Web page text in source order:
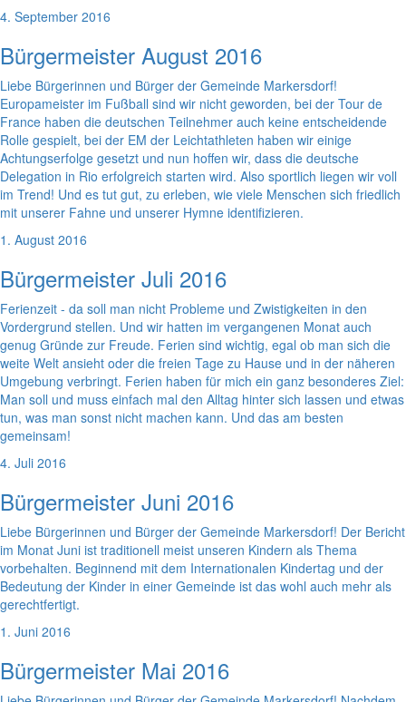
4. September 2016
Bürgermeister August 2016
Liebe Bürgerinnen und Bürger der Gemeinde Markersdorf!
Europameister im Fußball sind wir nicht geworden, bei der Tour de
France haben die deutschen Teilnehmer auch keine entscheidende
Rolle gespielt, bei der EM der Leichtathleten haben wir einige
Achtungserfolge gesetzt und nun hoffen wir, dass die deutsche
Delegation in Rio erfolgreich starten wird. Also sportlich liegen wir voll
im Trend! Und es tut gut, zu erleben, wie viele Menschen sich friedlich
mit unserer Fahne und unserer Hymne identifizieren.
1. August 2016
Bürgermeister Juli 2016
Ferienzeit - da soll man nicht Probleme und Zwistigkeiten in den
Vordergrund stellen. Und wir hatten im vergangenen Monat auch
genug Gründe zur Freude. Ferien sind wichtig, egal ob man sich die
weite Welt ansieht oder die freien Tage zu Hause und in der näheren
Umgebung verbringt. Ferien haben für mich ein ganz besonderes Ziel:
Man soll und muss einfach mal den Alltag hinter sich lassen und etwas
tun, was man sonst nicht machen kann. Und das am besten
gemeinsam!
4. Juli 2016
Bürgermeister Juni 2016
Liebe Bürgerinnen und Bürger der Gemeinde Markersdorf! Der Bericht
im Monat Juni ist traditionell meist unseren Kindern als Thema
vorbehalten. Beginnend mit dem Internationalen Kindertag und der
Bedeutung der Kinder in einer Gemeinde ist das wohl auch mehr als
gerechtfertigt.
1. Juni 2016
Bürgermeister Mai 2016